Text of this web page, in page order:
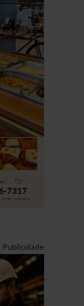
Publicidade